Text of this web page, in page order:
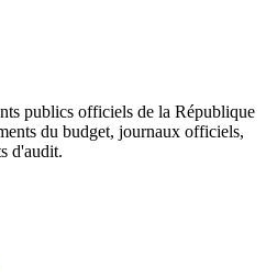
publics officiels de la République
du budget, journaux officiels,
d'audit.